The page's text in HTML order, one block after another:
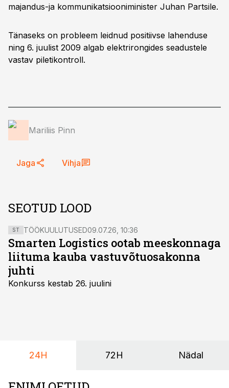
majandus-ja kommunikatsiooniminister Juhan Partsile.
Tänaseks on probleem leidnud positiivse lahenduse
ning 6. juulist 2009 algab elektrirongides seadustele
vastav piletikontroll.
Mariliis Pinn
Jaga Vihja
SEOTUD LOOD
ST TÖÖKUULUTUSED09.07.26, 10:36
Smarten Logistics ootab meeskonnaga
liituma kauba vastuvõtuosakonna
juhti
Konkurss kestab 26. juulini
24H 72H Nädal